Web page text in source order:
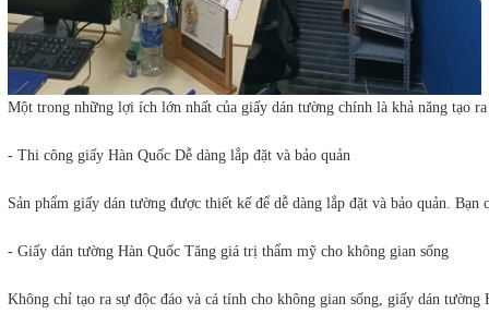
Một trong những lợi ích lớn nhất của giấy dán tường chính là khả năng tạo
- Thi công giấy Hàn Quốc Dễ dàng lắp đặt và bảo quản
Sản phẩm giấy dán tường được thiết kế để dễ dàng lắp đặt và bảo quản.
- Giấy dán tường Hàn Quốc Tăng giá trị thẩm mỹ cho không gian sống
Không chỉ tạo ra sự độc đáo và cá tính cho không gian sống, giấy dán